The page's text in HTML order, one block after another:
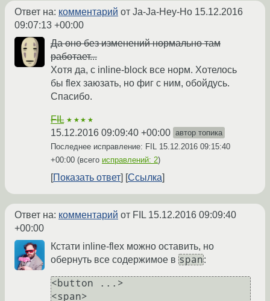
Ответ на: комментарий от Ja-Ja-Hey-Ho 15.12.2016
09:07:13 +00:00
Да оно без изменений нормально там
работает...
Хотя да, с inline-block все норм. Хотелось
бы flex заюзать, но фиг с ним, обойдусь.
Спасибо.
FIL ★★★★
15.12.2016 09:09:40 +00:00 автор топика
Последнее исправление: FIL 15.12.2016 09:15:40
+00:00 (всего исправлений: 2)
Показать ответ Ссылка
Ответ на: комментарий от FIL 15.12.2016 09:09:40
+00:00
Кстати inline-flex можно оставить, но
обернуть все содержимое в span:
<button ...>
<span>